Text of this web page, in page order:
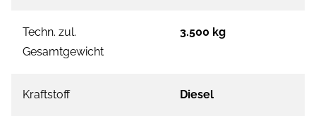
Techn. zul.
Gesamtgewicht
3.500 kg
Kraftstoff Diesel